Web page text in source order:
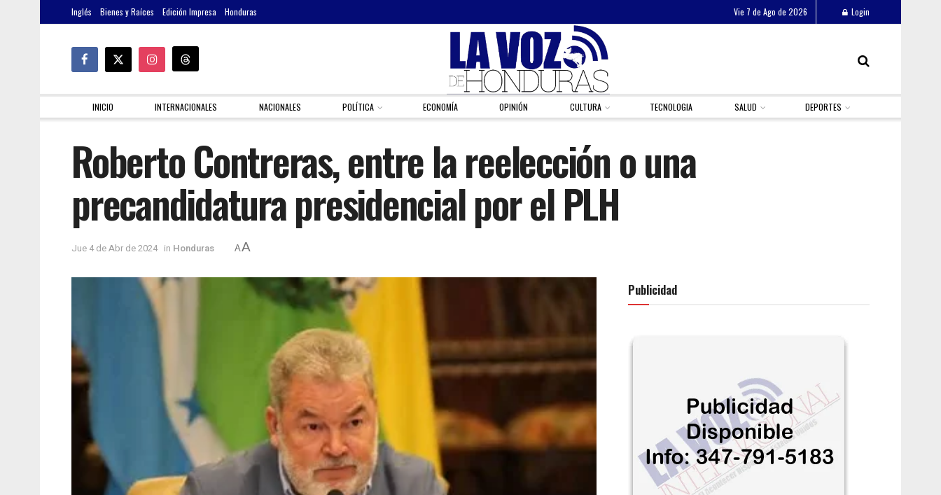
Inglés Bienes y Raíces Edición Impresa Honduras Vie 7 de Ago de 2026 Login
INICIO INTERNACIONALES NACIONALES POLÍTICA ECONOMÍA OPINIÓN CULTURA TECNOLOGIA SALUD DEPORTES
Roberto Contreras, entre la reelección o una
precandidatura presidencial por el PLH
Jue 4 de Abr de 2024 in Honduras AA
Publicidad